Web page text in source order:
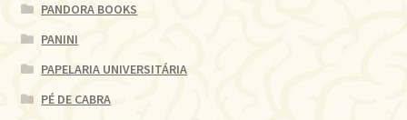
PANDORA BOOKS
PANINI
PAPELARIA UNIVERSITÁRIA
PÉ DE CABRA